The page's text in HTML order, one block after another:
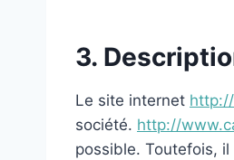
3.
Le site internet
société. http://
possible. Toutefois,